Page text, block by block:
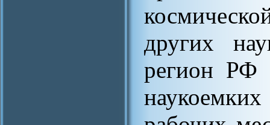
других
регион РФ